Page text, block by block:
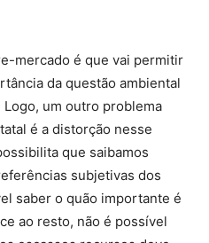
mercado é que vai permitir
da questão ambiental
um outro problema
é a distorção nesse
que saibamos
subjetivas dos
saber o quão importante é
ao resto, não é possível